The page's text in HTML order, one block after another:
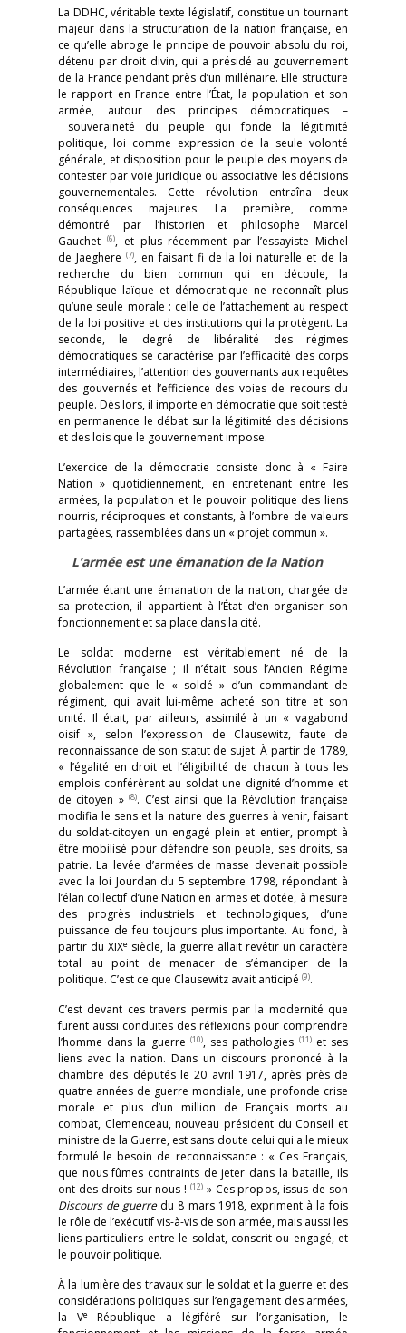
La DDHC, véritable texte législatif, constitue un tournant
majeur dans la structuration de la nation française, en
ce qu’elle abroge le principe de pouvoir absolu du roi,
détenu par droit divin, qui a présidé au gouvernement
de la France pendant près d’un millénaire. Elle structure
le rapport en France entre l’État, la population et son
armée, autour des principes démocratiques –
souveraineté du peuple qui fonde la légitimité
politique, loi comme expression de la seule volonté
générale, et disposition pour le peuple des moyens de
contester par voie juridique ou associative les décisions
gouvernementales. Cette révolution entraîna deux
conséquences majeures. La première, comme
démontré par l’historien et philosophe Marcel
Gauchet (6), et plus récemment par l’essayiste Michel
de Jaeghere (7), en faisant fi de la loi naturelle et de la
recherche du bien commun qui en découle, la
République laïque et démocratique ne reconnaît plus
qu’une seule morale : celle de l’attachement au respect
de la loi positive et des institutions qui la protègent. La
seconde, le degré de libéralité des régimes
démocratiques se caractérise par l’efficacité des corps
intermédiaires, l’attention des gouvernants aux requêtes
des gouvernés et l’efficience des voies de recours du
peuple. Dès lors, il importe en démocratie que soit testé
en permanence le débat sur la légitimité des décisions
et des lois que le gouvernement impose.
L’exercice de la démocratie consiste donc à « Faire
Nation » quotidiennement, en entretenant entre les
armées, la population et le pouvoir politique des liens
nourris, réciproques et constants, à l’ombre de valeurs
partagées, rassemblées dans un « projet commun ».
L’armée est une émanation de la Nation
L’armée étant une émanation de la nation, chargée de
sa protection, il appartient à l’État d’en organiser son
fonctionnement et sa place dans la cité.
Le soldat moderne est véritablement né de la
Révolution française ; il n’était sous l’Ancien Régime
globalement que le « soldé » d’un commandant de
régiment, qui avait lui-même acheté son titre et son
unité. Il était, par ailleurs, assimilé à un « vagabond
oisif », selon l’expression de Clausewitz, faute de
reconnaissance de son statut de sujet. À partir de 1789,
« l’égalité en droit et l’éligibilité de chacun à tous les
emplois conférèrent au soldat une dignité d’homme et
de citoyen »(8). C’est ainsi que la Révolution française
modifia le sens et la nature des guerres à venir, faisant
du soldat-citoyen un engagé plein et entier, prompt à
être mobilisé pour défendre son peuple, ses droits, sa
patrie. La levée d’armées de masse devenait possible
avec la loi Jourdan du 5 septembre 1798, répondant à
l’élan collectif d’une Nation en armes et dotée, à mesure
des progrès industriels et technologiques, d’une
puissance de feu toujours plus importante. Au fond, à
partir du XIXe siècle, la guerre allait revêtir un caractère
total au point de menacer de s’émanciper de la
politique. C’est ce que Clausewitz avait anticipé (9).
C’est devant ces travers permis par la modernité que
furent aussi conduites des réflexions pour comprendre
l’homme dans la guerre (10), ses pathologies (11)et ses
liens avec la nation. Dans un discours prononcé à la
chambre des députés le 20 avril 1917, après près de
quatre années de guerre mondiale, une profonde crise
morale et plus d’un million de Français morts au
combat, Clemenceau, nouveau président du Conseil et
ministre de la Guerre, est sans doute celui qui a le mieux
formulé le besoin de reconnaissance : « Ces Français,
que nous fûmes contraints de jeter dans la bataille, ils
ont des droits sur nous ! (12) » Ces propos, issus de son
Discours de guerredu 8 mars 1918, expriment à la fois
le rôle de l’exécutif vis-à-vis de son armée, mais aussi les
liens particuliers entre le soldat, conscrit ou engagé, et
le pouvoir politique.
À la lumière des travaux sur le soldat et la guerre et des
considérations politiques sur l’engagement des armées,
la VeRépublique a légiféré sur l’organisation, le